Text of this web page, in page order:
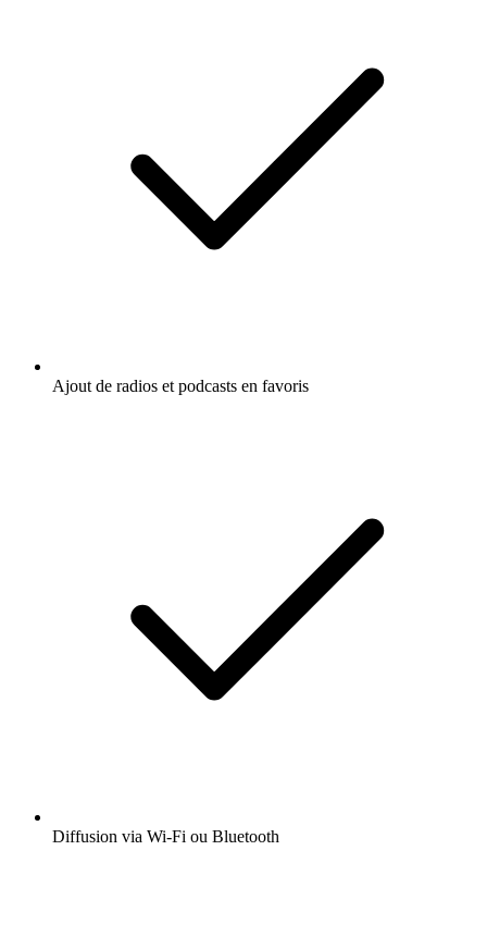
Ajout de radios et podcasts en favoris
Diffusion via Wi-Fi ou Bluetooth